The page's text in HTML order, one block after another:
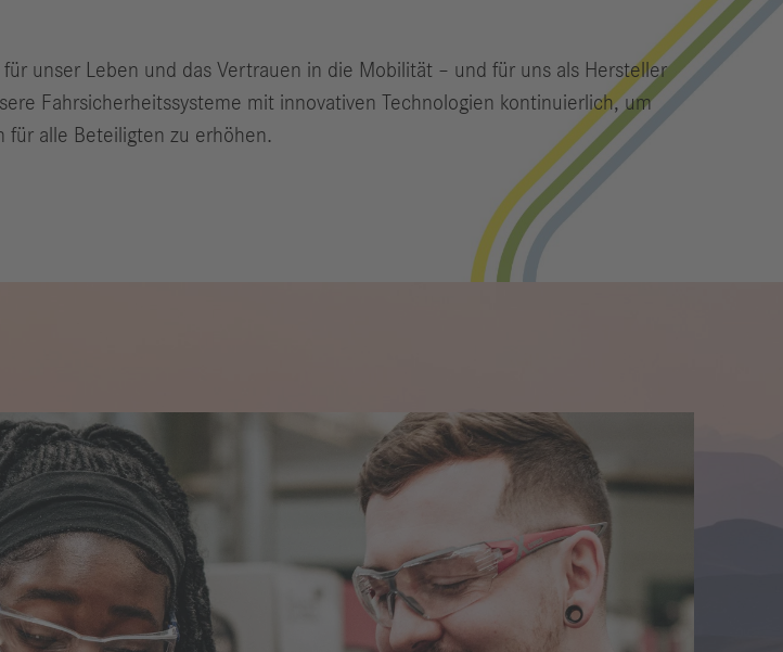
unser Leben und das Vertrauen in die Mobilität – und für uns als Hersteller
Fahrsicherheitssysteme mit innovativen Technologien kontinuierlich, um
für alle Beteiligten zu erhöhen.